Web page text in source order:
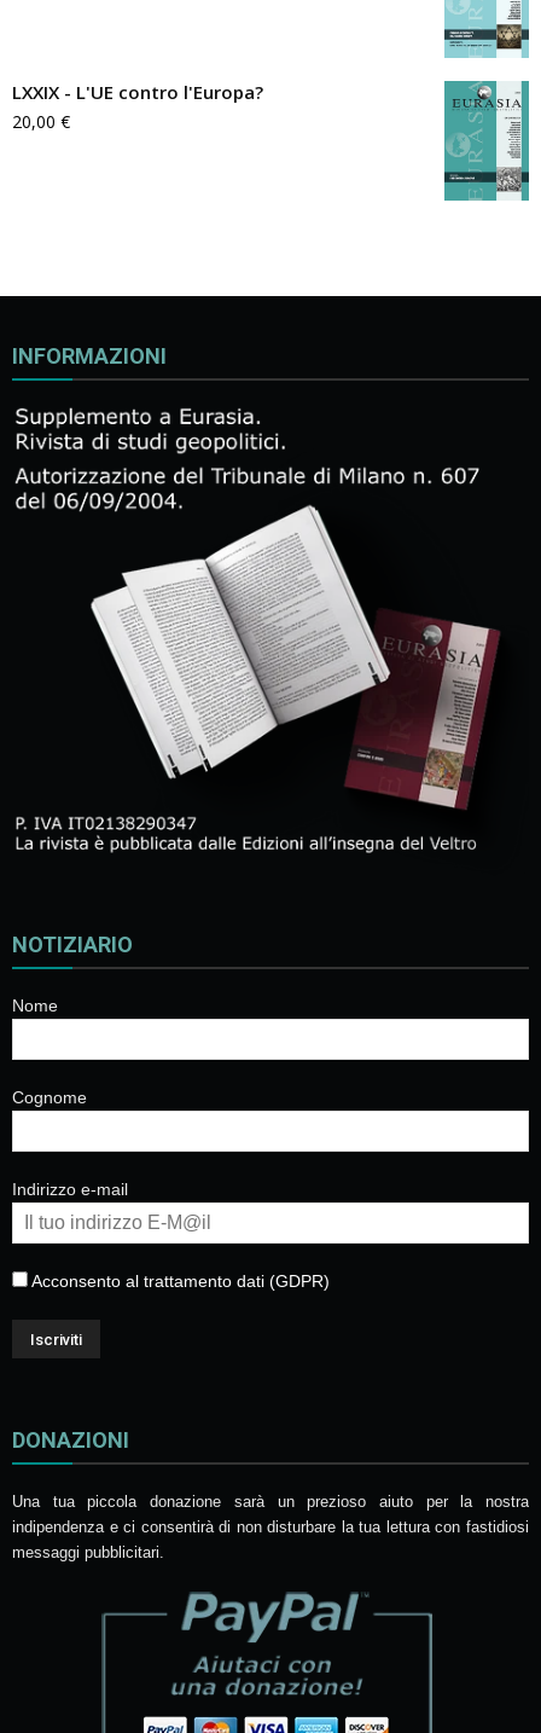
LXXIX - L'UE contro l'Europa?
20,00 €
INFORMAZIONI
NOTIZIARIO
Nome
Cognome
Indirizzo e-mail
Acconsento al trattamento dati (GDPR)
DONAZIONI
Una tua piccola donazione sarà un prezioso aiuto per la nostra
indipendenza e ci consentirà di non disturbare la tua lettura con fastidiosi
messaggi pubblicitari.